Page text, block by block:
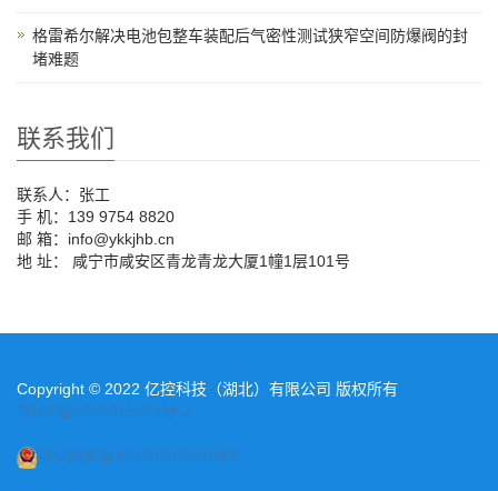
格雷希尔解决电池包整车装配后气密性测试狭窄空间防爆阀的封
堵难题
联系我们
联系人：张工
手 机：139 9754 8820
邮 箱：info@ykkjhb.cn
地 址： 咸宁市咸安区青龙青龙大厦1幢1层101号
Copyright © 2022 亿控科技（湖北）有限公司 版权所有
鄂ICP备2022015221号-2
鄂公网安备42120202000485